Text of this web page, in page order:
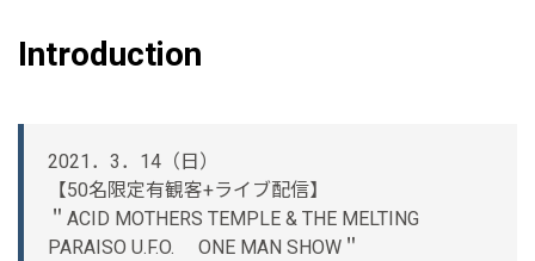
Introduction
2021．3．14（日）
【50名限定有観客+ライブ配信】
＂ACID MOTHERS TEMPLE & THE MELTING
PARAISO U.F.O. ONE MAN SHOW＂